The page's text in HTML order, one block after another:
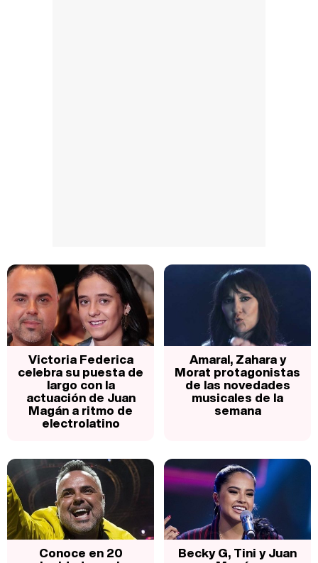
Victoria Federica
celebra su puesta de
largo con la
actuación de Juan
Magán a ritmo de
electrolatino
Amaral, Zahara y
Morat protagonistas
de las novedades
musicales de la
semana
Conoce en 20 Becky G, Tini y Juan